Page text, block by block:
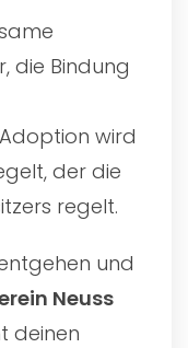
die Bindung
wird
der die
regelt.
und
Neuss
deinen